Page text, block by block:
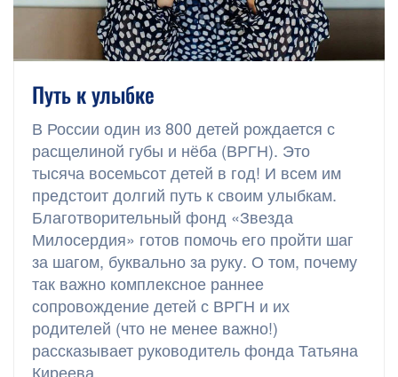
Путь к улыбке
В России один из 800 детей рождается с
расщелиной губы и нёба (ВРГН). Это
тысяча восемьсот детей в год! И всем им
предстоит долгий путь к своим улыбкам.
Благотворительный фонд «Звезда
Милосердия» готов помочь его пройти шаг
за шагом, буквально за руку. О том, почему
так важно комплексное раннее
сопровождение детей с ВРГН и их
родителей (что не менее важно!)
рассказывает руководитель фонда Татьяна
Киреева.